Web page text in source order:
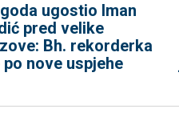
ugostio Iman
pred velike
Bh. rekorderka
po nove uspjehe